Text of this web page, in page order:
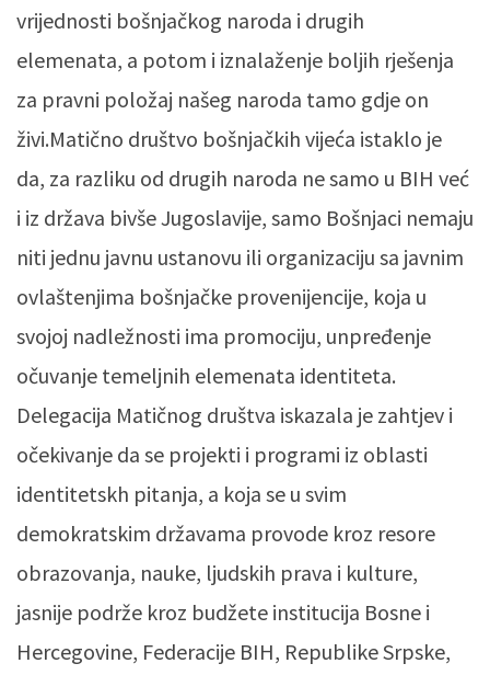
vrijednosti bošnjačkog naroda i drugih
elemenata, a potom i iznalaženje boljih rješenja
za pravni položaj našeg naroda tamo gdje on
živi.Matično društvo bošnjačkih vijeća istaklo je
da, za razliku od drugih naroda ne samo u BIH već
i iz država bivše Jugoslavije, samo Bošnjaci nemaju
niti jednu javnu ustanovu ili organizaciju sa javnim
ovlaštenjima bošnjačke provenijencije, koja u
svojoj nadležnosti ima promociju, unpređenje
očuvanje temeljnih elemenata identiteta.
Delegacija Matičnog društva iskazala je zahtjev i
očekivanje da se projekti i programi iz oblasti
identitetskh pitanja, a koja se u svim
demokratskim državama provode kroz resore
obrazovanja, nauke, ljudskih prava i kulture,
jasnije podrže kroz budžete institucija Bosne i
Hercegovine, Federacije BIH, Republike Srpske,